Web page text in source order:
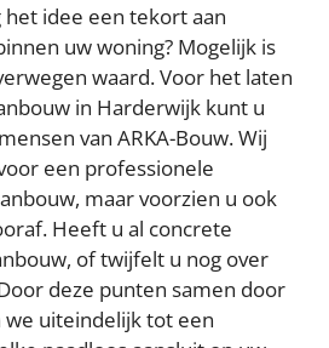
idee een tekort aan
uw woning? Mogelijk is
waard. Voor het laten
in Harderwijk kunt u
van ARKA-Bouw. Wij
een professionele
maar voorzien u ook
Heeft u al concrete
of twijfelt u nog over
deze punten samen door
uiteindelijk tot een
ALLES
opnemen